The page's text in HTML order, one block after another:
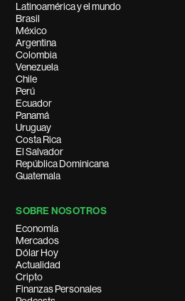
Latinoamérica y el mundo
Brasil
México
Argentina
Colombia
Venezuela
Chile
Perú
Ecuador
Panamá
Uruguay
Costa Rica
El Salvador
República Dominicana
Guatemala
SOBRE NOSOTROS
Economía
Mercados
Dólar Hoy
Actualidad
Cripto
Finanzas Personales